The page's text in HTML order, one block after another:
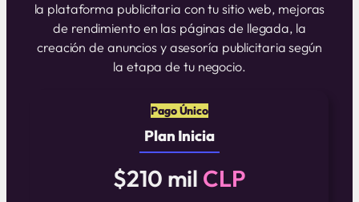
la plataforma publicitaria con tu sitio web, mejoras
de rendimiento en las páginas de llegada, la
creación de anuncios y asesoría publicitaria según
la etapa de tu negocio.
Pago Único
Plan Inicia
$210 mil CLP